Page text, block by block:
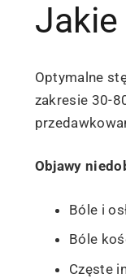
Optymalne
zakresie 30-
Objawy
Bóle i
Bóle
Częste